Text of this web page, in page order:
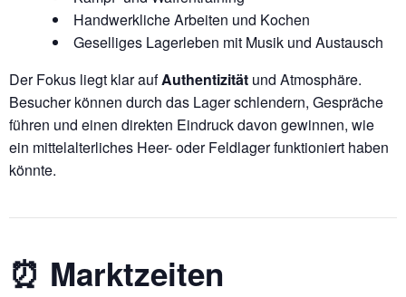
Handwerkliche Arbeiten und Kochen
Geselliges Lagerleben mit Musik und Austausch
Der Fokus liegt klar aufAuthentizität und Atmosphäre.
Besucher können durch das Lager schlendern, Gespräche
führen und einen direkten Eindruck davon gewinnen, wie
ein mittelalterliches Heer- oder Feldlager funktioniert haben
könnte.
⏰ Marktzeiten